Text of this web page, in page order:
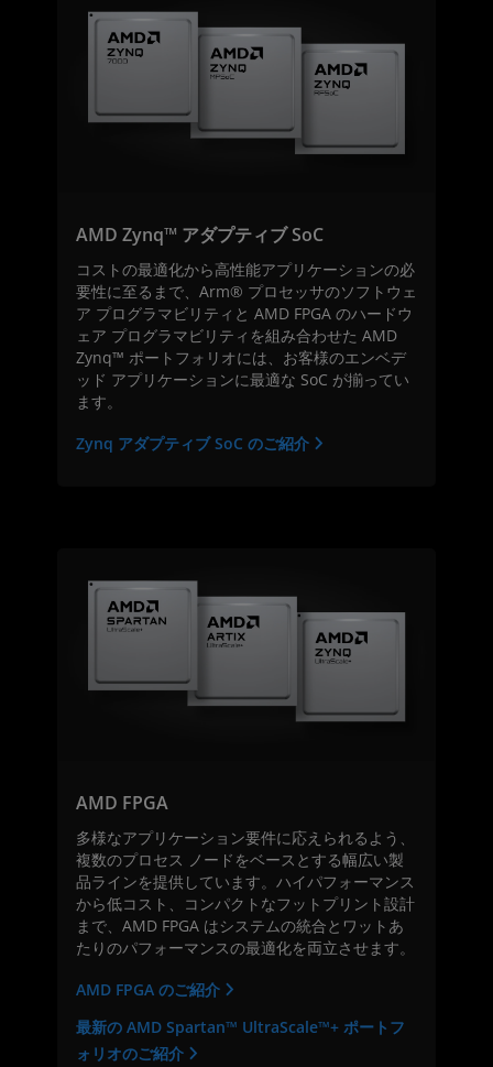
AMD Zynq™ アダプティブ SoC
コストの最適化から高性能アプリケーションの必
要性に至るまで、Arm® プロセッサのソフトウェ
ア プログラマビリティと AMD FPGA のハードウ
ェア プログラマビリティを組み合わせた AMD
Zynq™ ポートフォリオには、お客様のエンベデ
ッド アプリケーションに最適な SoC が揃ってい
ます。
Zynq アダプティブ SoC のご紹介
AMD FPGA
多様なアプリケーション要件に応えられるよう、
複数のプロセス ノードをベースとする幅広い製
品ラインを提供しています。ハイパフォーマンス
から低コスト、コンパクトなフットプリント設計
まで、AMD FPGA はシステムの統合とワットあ
たりのパフォーマンスの最適化を両立させます。
AMD FPGA のご紹介
最新の AMD Spartan™ UltraScale™+ ポートフ
ォリオのご紹介